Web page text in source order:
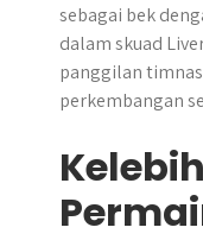
sebagai bek
dalam skuad
panggilan
perkembangan